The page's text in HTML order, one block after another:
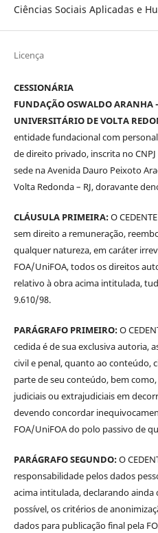
Ciências Sociais Aplicadas e
Licença
CESSIONÁRIA
FUNDAÇÃO OSWALDO ARANHA
UNIVERSITÁRIO DE VOLTA
entidade fundacional com
de direito privado, inscrita no
sede na Avenida Dauro Peixoto
Volta Redonda – RJ, doravante
CLÁUSULA PRIMEIRA:O
sem direito a remuneração,
qualquer natureza, em caráter
FOA/UniFOA, todos os direitos
relativo à obra acima intitulada,
9.610/98.
PARÁGRAFO PRIMEIRO:O
cedida é de sua exclusiva autoria,
civil e penal, quanto ao conteúdo,
parte de seu conteúdo, bem
judiciais ou extrajudiciais em
devendo concordar
FOA/UniFOA do polo passivo de
PARÁGRAFO SEGUNDO:O
responsabilidade pelos dados
acima intitulada, declarando
possível, os critérios de
dados para publicação final pela